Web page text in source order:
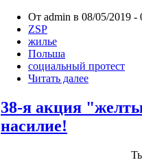
От admin в 08/05/2019 -
ZSP
жилье
Польша
социальный протест
Читать далее
38-я акция
насилие!